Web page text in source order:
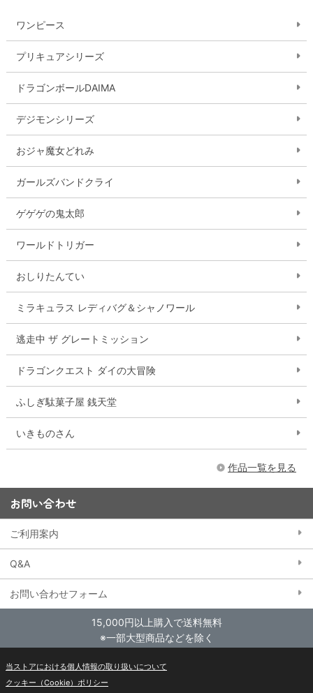
ワンピース
プリキュアシリーズ
ドラゴンボールDAIMA
デジモンシリーズ
おジャ魔女どれみ
ガールズバンドクライ
ゲゲゲの鬼太郎
ワールドトリガー
おしりたんてい
ミラキュラス レディバグ＆シャノワール
逃走中 ザ グレートミッション
ドラゴンクエスト ダイの大冒険
ふしぎ駄菓子屋 銭天堂
いきものさん
作品一覧を見る
お問い合わせ
ご利用案内
Q&A
お問い合わせフォーム
15,000円以上購入で送料無料
※一部大型商品などを除く
当ストアにおける個人情報の取り扱いについて
クッキー（Cookie）ポリシー